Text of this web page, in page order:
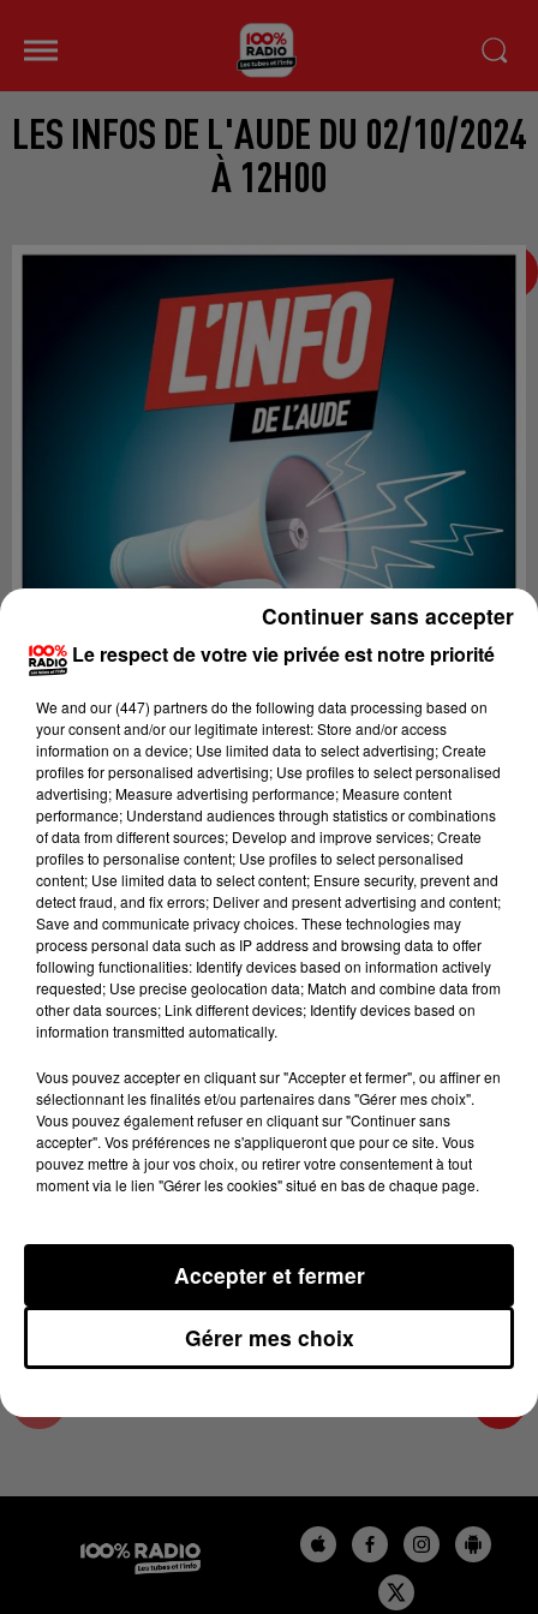
LES INFOS DE L'AUDE DU 02/10/2024
À 12H00
Lecture (2 min 22 sec)
100%
100% Radio les infos de l'Aude
2 octobre 2024 - 2 min 22 sec
LES INFOS DE L'AUDE DU 02/10/2024 À
12H00
Les infos de l'Aude
Le respect de votre vie privée est notre priorité
We and our (447) partnersdo the following data processing based on
your consent and/or our legitimate interest: Store and/or access
information on a device; Use limited data to select advertising; Create
profiles for personalised advertising; Use profiles to select personalised
advertising; Measure advertising performance; Measure content
performance; Understand audiences through statistics or combinations
of data from different sources; Develop and improve services; Create
profiles to personalise content; Use profiles to select personalised
content; Use limited data to select content; Ensure security, prevent and
detect fraud, and fix errors; Deliver and present advertising and content;
Save and communicate privacy choices. These technologies may
process personal data such as IP address and browsing data to offer
following functionalities: Identify devices based on information actively
requested; Use precise geolocation data; Match and combine data from
other data sources; Link different devices; Identify devices based on
information transmitted automatically.
Vous pouvez accepter en cliquant sur "Accepter et fermer", ou affiner en
sélectionnant les finalités et/ou partenaires dans "Gérer mes choix".
Vous pouvez également refuser en cliquant sur "Continuer sans
accepter". Vos préférences ne s'appliqueront que pour ce site. Vous
pouvez mettre à jour vos choix, ou retirer votre consentement à tout
moment via le lien "Gérer les cookies" situé en bas de chaque page.
Gérer mes choix
Accepter et fermer
Continuer sans accepter